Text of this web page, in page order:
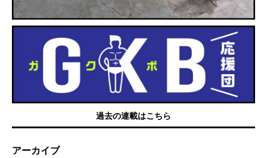
過去の連載はこちら
アーカイブ